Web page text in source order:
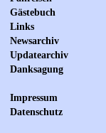
Gästebuch
Links
Newsarchiv
Updatearchiv
Danksagung
Impressum
Datenschutz